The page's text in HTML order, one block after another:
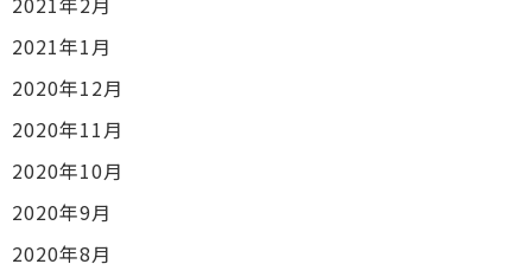
2021年1月
2020年12月
2020年11月
2020年10月
2020年9月
2020年8月